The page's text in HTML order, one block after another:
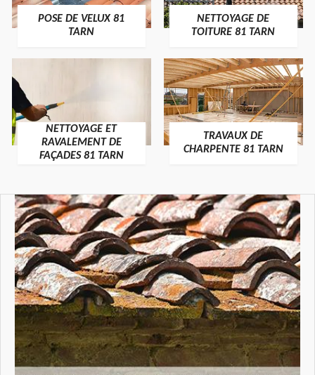
POSE DE VELUX 81
TARN
NETTOYAGE DE
TOITURE 81 TARN
NETTOYAGE ET
RAVALEMENT DE
FAÇADES 81 TARN
TRAVAUX DE
CHARPENTE 81 TARN